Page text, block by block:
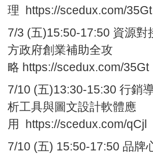
理 https://scedux.com/35Gt
7/3 (五)15:50-17:50 資源對
方政府創業補助全攻
略 https://scedux.com/35Gt
7/10 (五)13:30-15:30 行銷
析工具與圖文設計軟體應
用
https://scedux.com/qCjl
7/10 (五) 15:50-17:50 品牌